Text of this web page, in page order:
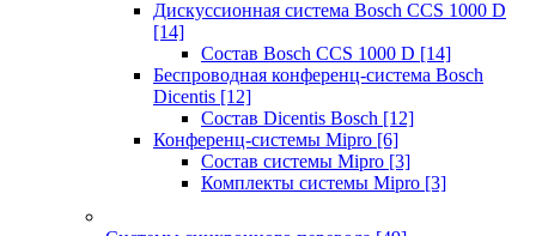
Дискуссионная система Bosch CCS 1000 D
[14]
Состав Bosch CCS 1000 D [14]
Беспроводная конференц-система Bosch
Dicentis [12]
Состав Dicentis Bosch [12]
Конференц-системы Mipro [6]
Состав системы Mipro [3]
Комплекты системы Mipro [3]